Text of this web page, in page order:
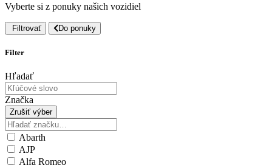
Vyberte si z ponuky našich vozidiel
Filtrovať Do ponuky
Filter
Hľadať
Značka
Zrušiť výber
Abarth
AJP
Alfa Romeo